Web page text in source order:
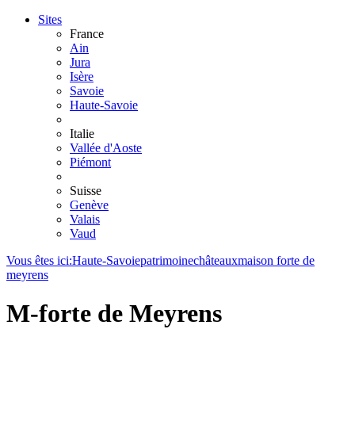
Sites
France
Ain
Jura
Isère
Savoie
Haute-Savoie
Italie
Vallée d'Aoste
Piémont
Suisse
Genève
Valais
Vaud
Vous êtes ici:Haute-Savoiepatrimoinechâteauxmaison forte de
meyrens
M-forte de Meyrens